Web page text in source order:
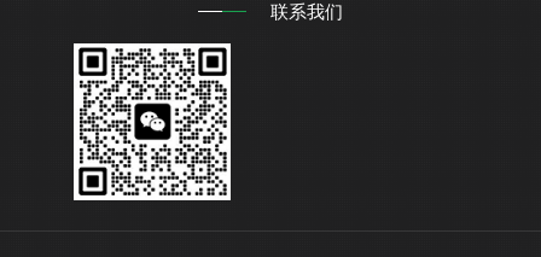
联系我们